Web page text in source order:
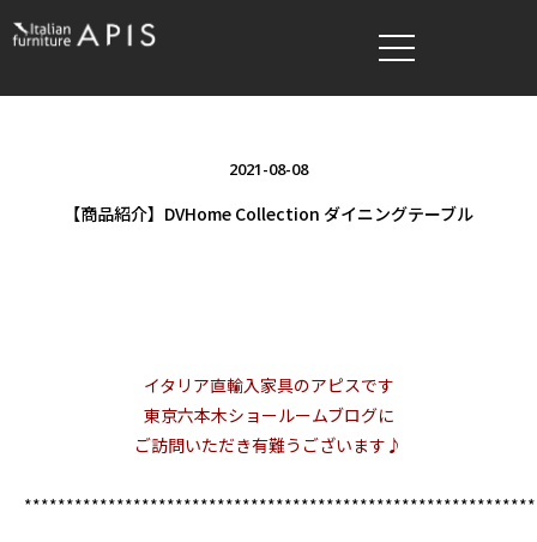
2021-08-08
【商品紹介】DVHome Collection ダイニングテーブル
イタリア直輸入家具のアピスです
東京六本木ショールームブログに
ご訪問いただき有難うございます♪